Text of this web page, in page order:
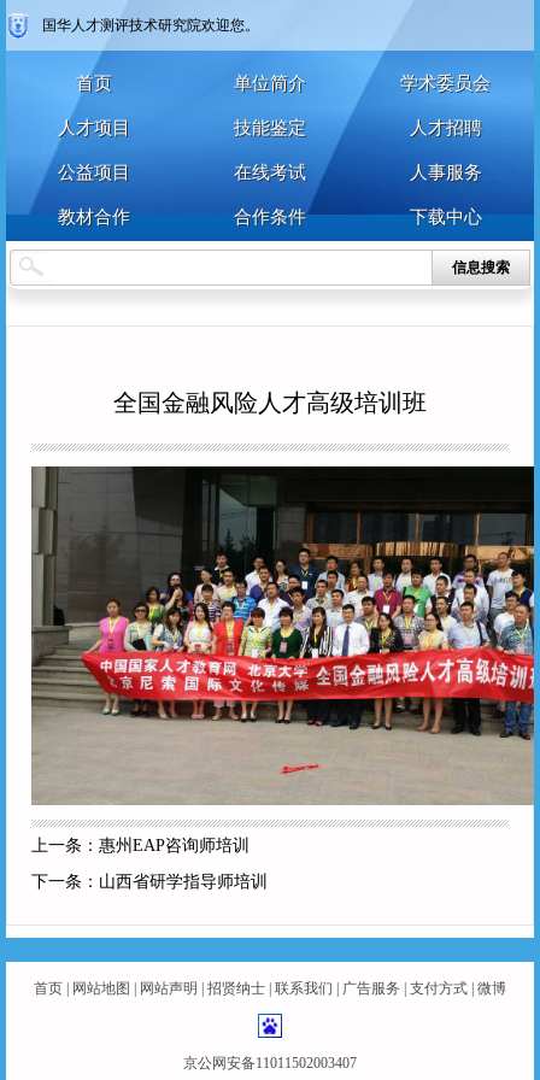
国华人才测评技术研究院欢迎您。
首页 单位简介 学术委员会
人才项目 技能鉴定 人才招聘
公益项目 在线考试 人事服务
教材合作 合作条件 下载中心
信息搜索
全国金融风险人才高级培训班
上一条： 惠州EAP咨询师培训
下一条： 山西省研学指导师培训
首页 网站地图 网站声明 招贤纳士 联系我们 广告服务 支付方式 微博
京公网安备11011502003407